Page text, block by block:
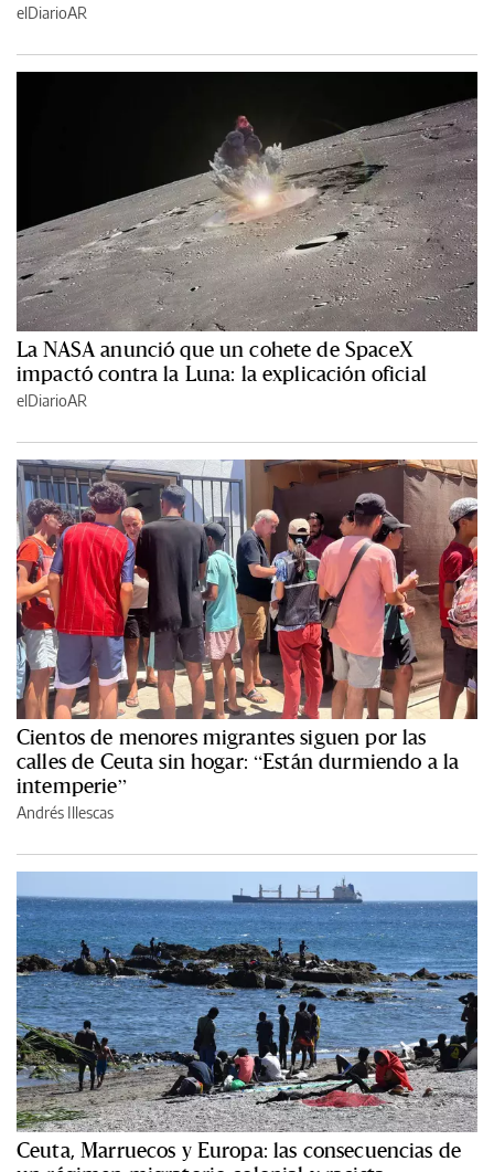
elDiarioAR
La NASA anunció que un cohete de SpaceX
impactó contra la Luna: la explicación oficial
elDiarioAR
Cientos de menores migrantes siguen por las
calles de Ceuta sin hogar: “Están durmiendo a la
intemperie”
Andrés Illescas
Ceuta, Marruecos y Europa: las consecuencias de